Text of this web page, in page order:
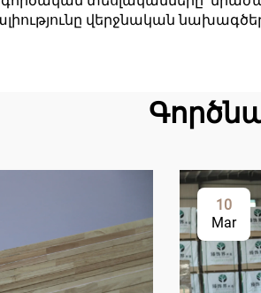
վերջնական
10
Mar